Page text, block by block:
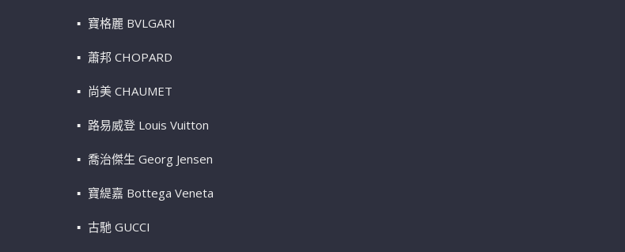
寶格麗 BVLGARI
蕭邦 CHOPARD
尚美 CHAUMET
路易威登 Louis Vuitton
喬治傑生 Georg Jensen
寶緹嘉 Bottega Veneta
古馳 GUCCI